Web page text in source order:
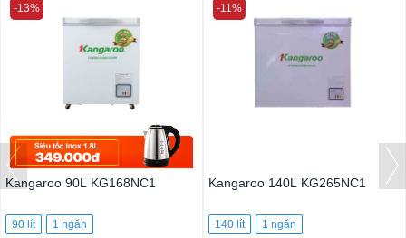
Kangaroo 90L KG168NC1
90 lít 1 ngăn
-13%
Kangaroo 140L KG265NC1
140 lít 1 ngăn
-11%